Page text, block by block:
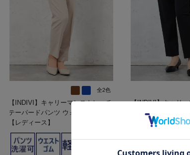
全2色
【INDIVI】キャリーマンストレッチ
テーパードパンツ ウォッシャブル
【レディース】
【INDIVI】キャリ
Yストレッチテーパ
ッシャブル 通年 【